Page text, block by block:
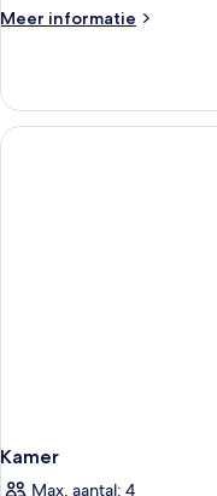
Meer informatie
Meer
Suite
Volcano
View
Kamer
Max. aantal: 4